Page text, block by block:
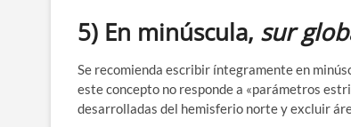
5) En minúscula, sur
Se recomienda escribir íntegramente en
este concepto no responde a «parámetros
desarrolladas del hemisferio norte y excluir